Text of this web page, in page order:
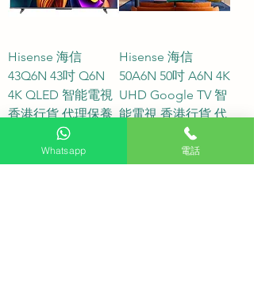
Hisense 海信
43Q6N 43吋 Q6N
4K QLED 智能電視
香港行貨 代理保養
HK$2,200.00
Hisense 海信
50A6N 50吋 A6N 4K
UHD Google TV 智
能電視 香港行貨 代
HK$2,200.00
Whatsapp 電話